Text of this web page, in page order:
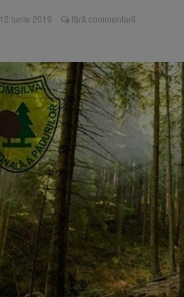
Trafic blocat
medicale
Se schimbă
12 iunie 2019 fără commentarii